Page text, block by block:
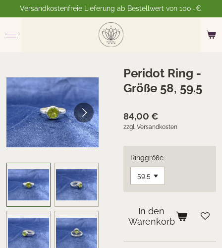
Hauptinhalt
springen
Versandkostenfreie Lieferung ab Bestellwert von 100,-€.
Peridot Ring -
Größe 58, 59.5
84,00 €
zzgl. Versandkosten
Ringgröße
In den
Warenkorb